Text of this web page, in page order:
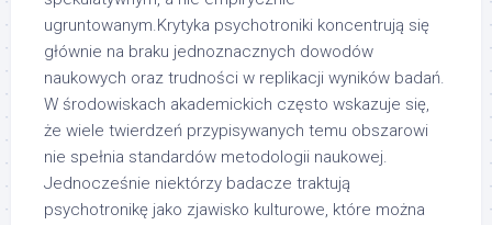
ugruntowanym.Krytyka psychotroniki koncentrują się
głównie na braku jednoznacznych dowodów
naukowych oraz trudności w replikacji wyników badań.
W środowiskach akademickich często wskazuje się,
że wiele twierdzeń przypisywanych temu obszarowi
nie spełnia standardów metodologii naukowej.
Jednocześnie niektórzy badacze traktują
psychotronikę jako zjawisko kulturowe, które można